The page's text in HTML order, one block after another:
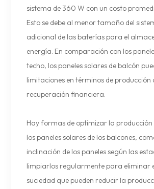
sistema de 360 W con un costo
Esto se debe al menor tamaño del
adicional de las baterías para el
energía. En comparación con los
techo, los paneles solares de balcón
limitaciones en términos de producción
recuperación financiera.
Hay formas de optimizar la producción
los paneles solares de los balcones,
inclinación de los paneles según las
limpiarlos regularmente para eliminar
suciedad que pueden reducir la